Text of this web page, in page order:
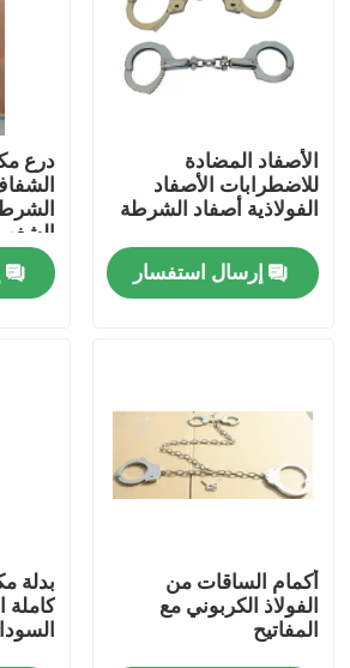
المنتجات
حولنا
جولة في المصنع
اطلب اقتباس
ملابس عسكرية تكتيكية
الأصفاد المضادة
للاضطرابات الأصفاد
الفولاذية أصفاد الشرطة
إرسال استفسار
درع
الشغب
أكمام الساقات من
الفولاذ الكربوني مع
المفاتيح
بدلة
كاملة